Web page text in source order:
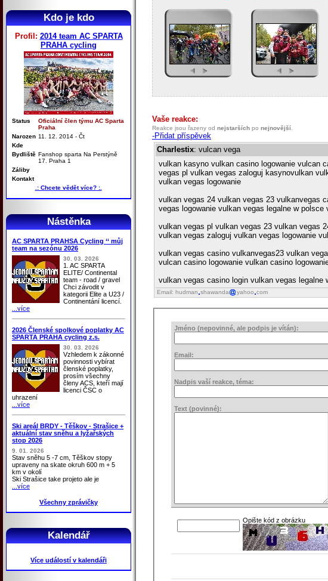
Kdo je kdo
Profil: 2014 team AC SPARTA
PRAHA cycling
Status
Oficiální člen týmu AC Sparta
Praha
Narozen 11. 12. 2014 - Čt
Kde
Bydliště Fanshop sparta Na Perstýně
17. Praha 1
Záliby
Kontakt
.: Chcete vědět více? :.
Nástěnka
AC SPARTA PRAHSA Cycling ‘‘ můj
team na sezónu 2026
30. 03. 2026
1. AC SPARTA
ELITE/ Continental
team - road / gravel
Chci závodit v
kategorii Elite a U23 /
Continentání licencí.
...více
2026 Členské spolkové poplatky AC
SPARTA PRAHA cycling z.s.
30. 03. 2026
Vzhledem k zákonné
povinnosti vybírat
členské poplatky,
prosím všechny
členy ACS, kteří mají
licenci ČSC o
uhrazení
...více
Ski areál BRDY - Těškov - Strašice +
aktuální stav sněhu a lyžařských
stop 2026
9. 01. 2026
Stav sněhu 5 -7 cm, Těškov stopy
upraveny na skate okruh 600 m + 5
km v okolí
Ski Strašice take projeto ale je
...více
Všechny zprávičky
Kalendář
Více událostí v kalendáři
Vaše reakce:
Reakce jsou řazeny od nejstarších po nejnovější.
-Přidat příspěvek
Charlestix: vulcan vega
vulkan kasyno vulkan casino logowanie vulcan
vegas pl vulkan vegas zaloguj kasynovulkan
vulkan vegas logowanie
vulkan vegas 24 vulkan vegas 23 vulkanvegas
vegas logowanie vulkan vegas legalne w
vulkan vegas pl vulkan vegas 23 vulkan vegas
vulkan vegas zaloguj vulkan vegas logowanie
vulkan vegas casino vulkanvegas23 vulkan
vulcan casino logowanie vulkan casino
vulkan vegas casino login vulkan vegas
Email: hudman shawanda yahoo com
Jméno (nepovinné, ale podpis je vítán):
Email:
Nadpis vaší reakce, téma:
Text (povinné):
Opište kód z obrázku